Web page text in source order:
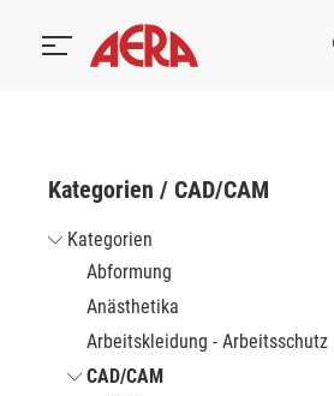
Kategorien / CAD/CAM
Kategorien
Abformung
Anästhetika
Arbeitskleidung - Arbeitsschutz
CAD/CAM